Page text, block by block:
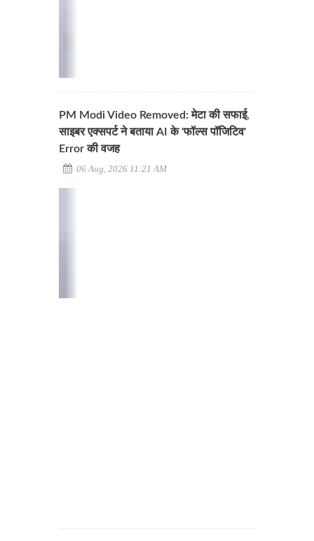
PM Modi Video Removed: मेटा की सफाई,
साइबर एक्सपर्ट ने बताया AI के 'फॉल्स पॉजिटिव'
Error की वजह
06 Aug, 2026 11:21 AM